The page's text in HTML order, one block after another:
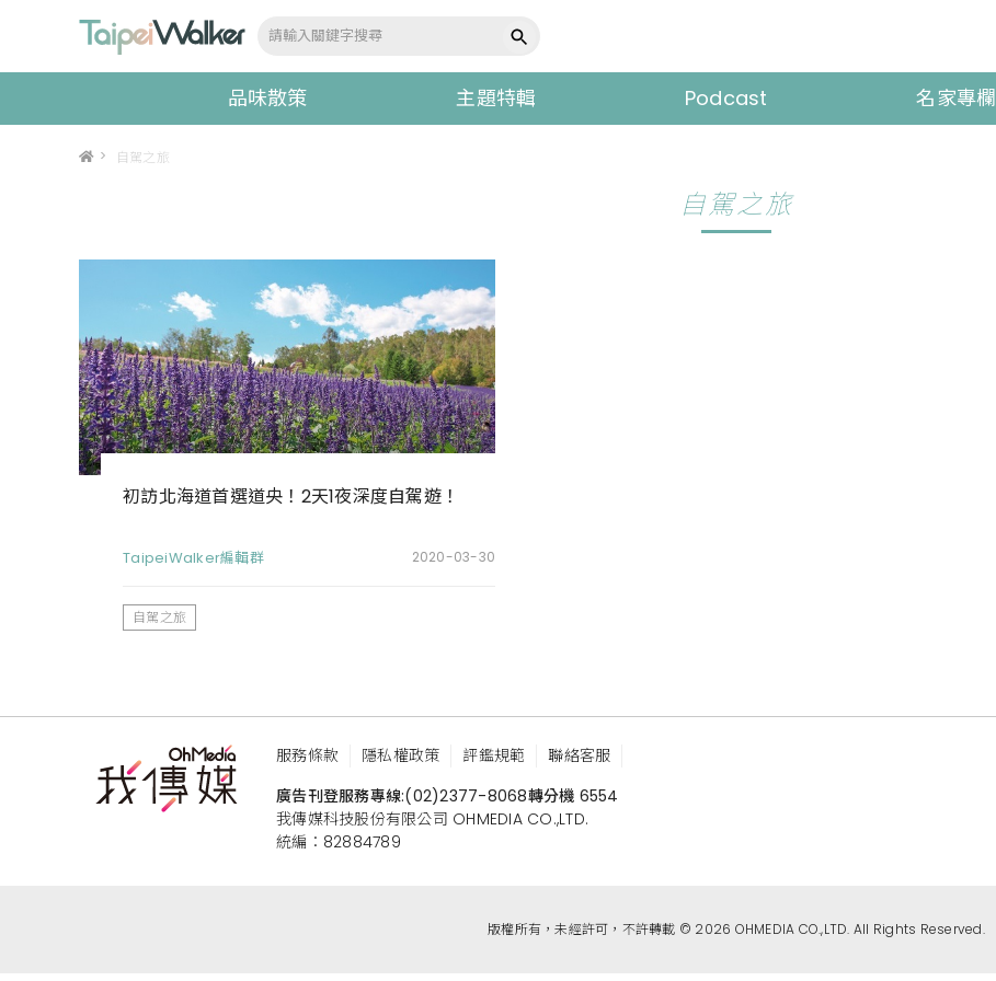
品味散策 主題特輯 Podcast 名家專欄
> 自駕之旅
自駕之旅
初訪北海道首選道央！2天1夜深度自駕遊！
TaipeiWalker編輯群 2020-03-30
自駕之旅
服務條款 隱私權政策 評鑑規範
聯絡客服
廣告刊登服務專線:(02)2377-8068轉分機 6554
我傳媒科技股份有限公司 OHMEDIA CO.,LTD.
統編：82884789
版權所有，未經許可，不許轉載 © 2026 OHMEDIA CO.,LTD. All Rights Reserved.